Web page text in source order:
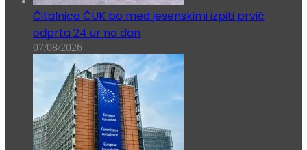
Čitalnica ČUK bo med jesenskimi izpiti prvič
odprta 24 ur na dan
07/08/2026